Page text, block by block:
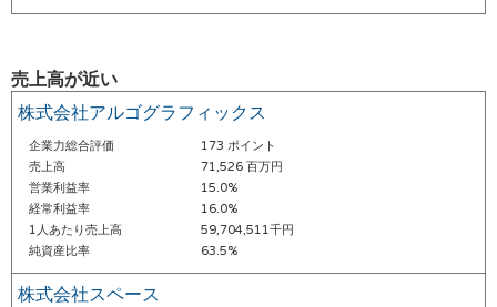
売上高が近い
株式会社アルゴグラフィックス
企業力総合評価
173 ポイント
売上高
71,526 百万円
営業利益率
15.0%
経常利益率
16.0%
1人あたり売上高
59,704,511千円
純資産比率
63.5%
株式会社スペース